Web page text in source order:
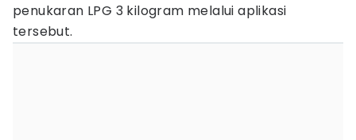
penukaran LPG 3 kilogram melalui aplikasi
tersebut.